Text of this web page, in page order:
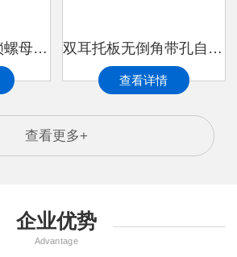
双耳托板带孔自锁螺母 MS 21077HMS 21077H-1999 双耳托板无倒角带孔自锁螺母 MS 21077HMS 21077H-1997
查看详情
查看更多+
企业优势
Advantage